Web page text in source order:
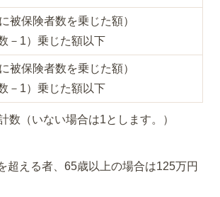
被保険者数を乗じた額）
－1）乗じた額以下
被保険者数を乗じた額）
－1）乗じた額以下
（いない場合は1とします。）
超える者、65歳以上の場合は125万円